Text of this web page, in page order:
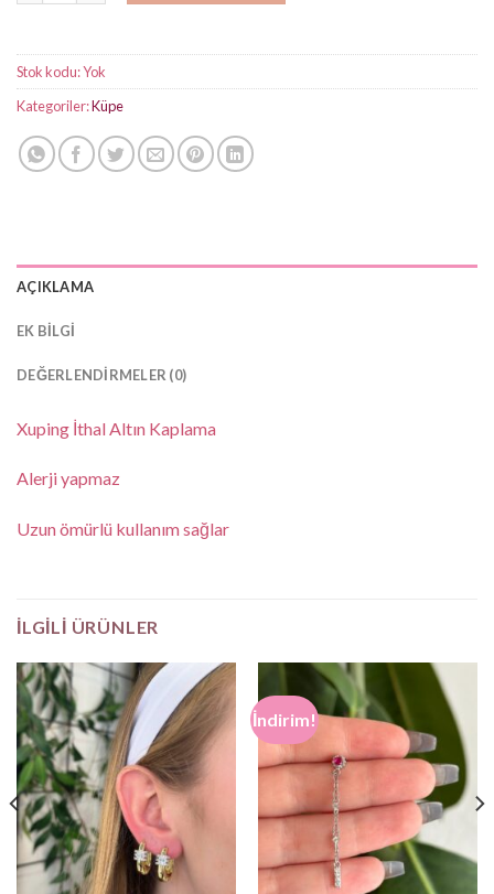
Stok kodu:Yok
Kategoriler:Küpe
AÇIKLAMA
EK BILGI
DEĞERLENDIRMELER (0)
Xuping İthal Altın Kaplama
Alerji yapmaz
Uzun ömürlü kullanım sağlar
İLGILI ÜRÜNLER
İndirim!